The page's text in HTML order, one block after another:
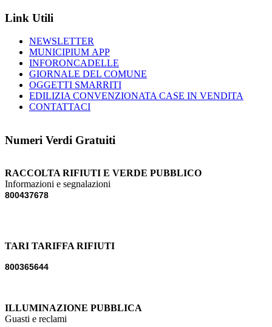
Link Utili
NEWSLETTER
MUNICIPIUM APP
INFORONCADELLE
GIORNALE DEL COMUNE
OGGETTI SMARRITI
EDILIZIA CONVENZIONATA CASE IN VENDITA
CONTATTACI
Numeri Verdi Gratuiti
RACCOLTA RIFIUTI E VERDE PUBBLICO
Informazioni e segnalazioni
800437678
TARI TARIFFA RIFIUTI
800365644
ILLUMINAZIONE PUBBLICA
Guasti e reclami